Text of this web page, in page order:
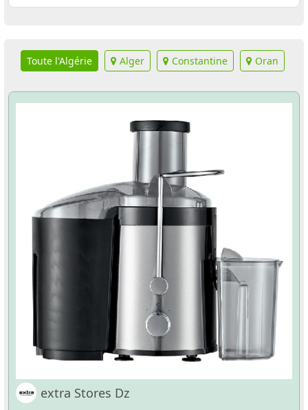
Toute l'Algérie Alger Constantine Oran
extra Stores Dz